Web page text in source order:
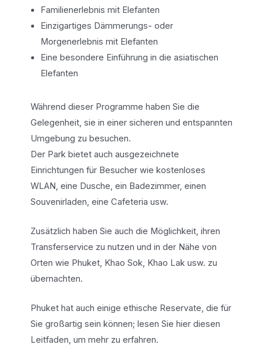
Familienerlebnis mit Elefanten
Einzigartiges Dämmerungs- oder
Morgenerlebnis mit Elefanten
Eine besondere Einführung in die asiatischen
Elefanten
Während dieser Programme haben Sie die
Gelegenheit, sie in einer sicheren und entspannten
Umgebung zu besuchen.
Der Park bietet auch ausgezeichnete
Einrichtungen für Besucher wie kostenloses
WLAN, eine Dusche, ein Badezimmer, einen
Souvenirladen, eine Cafeteria usw.
Zusätzlich haben Sie auch die Möglichkeit, ihren
Transferservice zu nutzen und in der Nähe von
Orten wie Phuket, Khao Sok, Khao Lak usw. zu
übernachten.
Phuket hat auch einige ethische Reservate, die für
Sie großartig sein können; lesen Sie hier diesen
Leitfaden, um mehr zu erfahren.